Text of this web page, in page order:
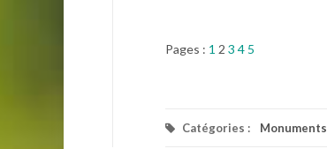
Pages : 1 2 3 4 5
Catégories :